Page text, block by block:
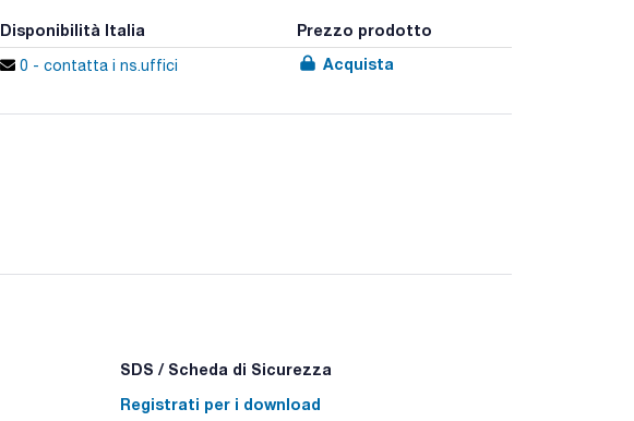
Disponibilità Italia Prezzo prodotto
0 - contatta i ns.uffici Acquista
SDS / Scheda di Sicurezza
Registrati per i download